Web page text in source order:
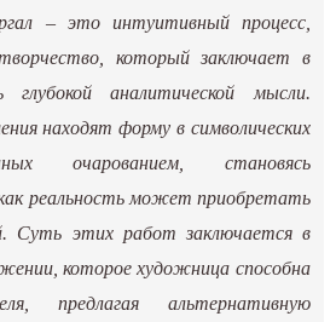
– это интуитивный процесс,
который заключает в
глубокой аналитической мысли.
находят форму в символических
очарованием, становясь
реальность может приобретать
Суть этих работ заключается в
которое художница способна
предлагая альтернативную